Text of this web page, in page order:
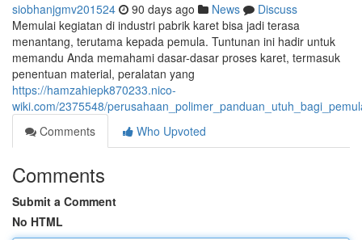
siobhanjgmv201524 90 days ago News
Discuss
Memulai kegiatan di industri pabrik karet bisa jadi terasa
menantang, terutama kepada pemula. Tuntunan ini hadir untuk
memandu Anda memahami dasar-dasar proses karet, termasuk
penentuan material, peralatan yang
https://hamzahiepk870233.nico-
wiki.com/2375548/
Comments
Who Upvoted
Comments
Submit a Comment
No HTML